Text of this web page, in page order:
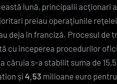
lună, principalii acţionari
preiau operaţiunile
deja în franciză. Procesul de
cu începerea procedurilor
căruia s-a stabilit suma de
şi4,53 milioane euro